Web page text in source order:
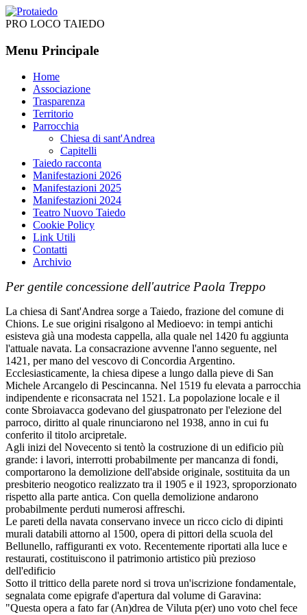
PRO LOCO TAIEDO
Menu Principale
Home
Associazione
Trasparenza
Territorio
Parrocchia
Chiesa di sant'Andrea
Capitelli
Taiedo racconta
Manifestazioni 2026
Manifestazioni 2025
Manifestazioni 2024
Teatro Nuovo Taiedo
Cookie Policy
Link Utili
Contatti
Archivio
Per gentile concessione dell'autrice Paola Treppo
La chiesa di Sant'Andrea sorge a Taiedo, frazione del comune di
Chions. Le sue origini risalgono al Medioevo: in tempi antichi
esisteva già una modesta cappella, alla quale nel 1420 fu aggiunta
l'attuale navata. La consacrazione avvenne l'anno seguente, nel
1421, per mano del vescovo di Concordia Argentino.
Ecclesiasticamente, la chiesa dipese a lungo dalla pieve di San
Michele Arcangelo di Pescincanna. Nel 1519 fu elevata a parrocchia
indipendente e riconsacrata nel 1521. La popolazione locale e il
conte Sbroiavacca godevano del giuspatronato per l'elezione del
parroco, diritto al quale rinunciarono nel 1938, anno in cui fu
conferito il titolo arcipretale.
Agli inizi del Novecento si tentò la costruzione di un edificio più
grande: i lavori, interrotti probabilmente per mancanza di fondi,
comportarono la demolizione dell'abside originale, sostituita da un
presbiterio neogotico realizzato tra il 1905 e il 1923, sproporzionato
rispetto alla parte antica. Con quella demolizione andarono
probabilmente perduti numerosi affreschi.
Le pareti della navata conservano invece un ricco ciclo di dipinti
murali databili attorno al 1500, opera di pittori della scuola del
Bellunello, raffiguranti ex voto. Recentemente riportati alla luce e
restaurati, costituiscono il patrimonio artistico più prezioso
dell'edificio
Sotto il trittico della parete nord si trova un'iscrizione fondamentale,
segnalata come epigrafe d'apertura dal volume di Garavina:
"Questa opera a fato far (An)drea de Viluta p(er) uno voto chel fece